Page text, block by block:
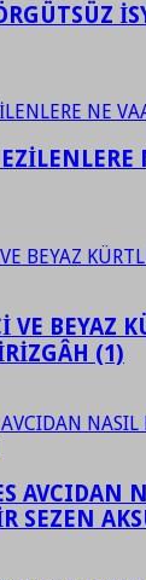
VE BEYAZ
(1)
AVCIDAN
SEZEN